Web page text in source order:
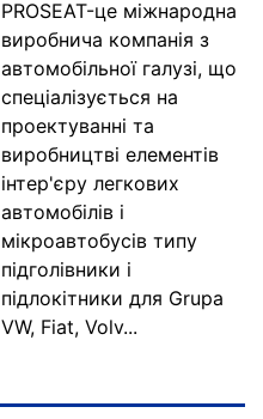
PROSEAT-це міжнародна
виробнича компанія з
автомобільної галузі, що
спеціалізується на
проектуванні та
виробництві елементів
інтер'єру легкових
автомобілів і
мікроавтобусів типу
підголівники і
підлокітники для Grupa
VW, Fiat, Volv...